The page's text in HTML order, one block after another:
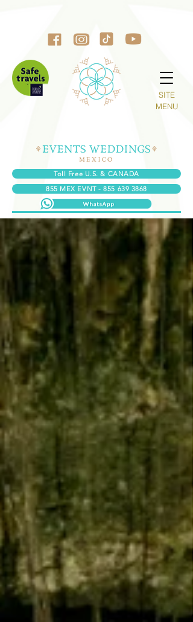
855 MEX EVNT - 855 639 3868
SITE
MENU
Toll Free U.S. & CANADA